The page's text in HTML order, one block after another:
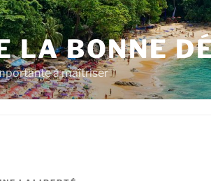
LA BONNE
à maîtriser